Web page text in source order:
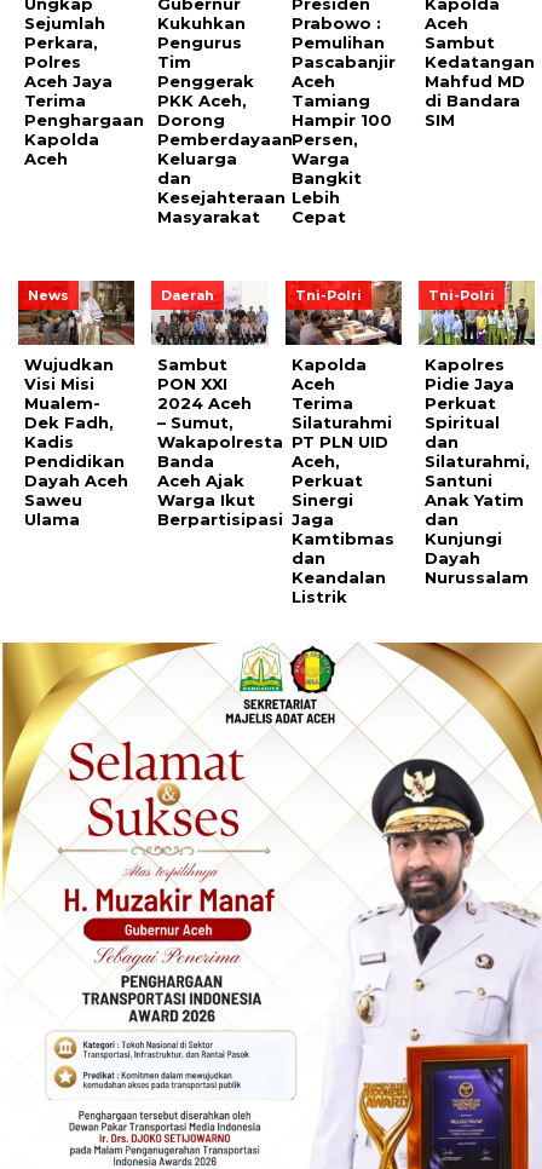
Sejumlah
Perkara,
Polres
Aceh Jaya
Terima
Penghargaan
Kapolda
Aceh
Kukuhkan
Pengurus
Tim
Penggerak
PKK Aceh,
Dorong
Pemberdayaan
Keluarga
dan
Kesejahteraan
Masyarakat
Prabowo :
Pemulihan
Pascabanjir
Aceh
Tamiang
Hampir 100
Persen,
Warga
Bangkit
Lebih
Cepat
Aceh
Sambut
Kedatangan
Mahfud MD
di Bandara
SIM
News
Wujudkan
Visi Misi
Mualem-
Dek Fadh,
Kadis
Pendidikan
Dayah Aceh
Saweu
Ulama
Daerah
Sambut
PON XXI
2024 Aceh
– Sumut,
Wakapolresta
Banda
Aceh Ajak
Warga Ikut
Berpartisipasi
Tni-Polri
Kapolda
Aceh
Terima
Silaturahmi
PT PLN UID
Aceh,
Perkuat
Sinergi
Jaga
Kamtibmas
dan
Keandalan
Listrik
Tni-Polri
Kapolres
Pidie Jaya
Perkuat
Spiritual
dan
Silaturahmi,
Santuni
Anak Yatim
dan
Kunjungi
Dayah
Nurussalam